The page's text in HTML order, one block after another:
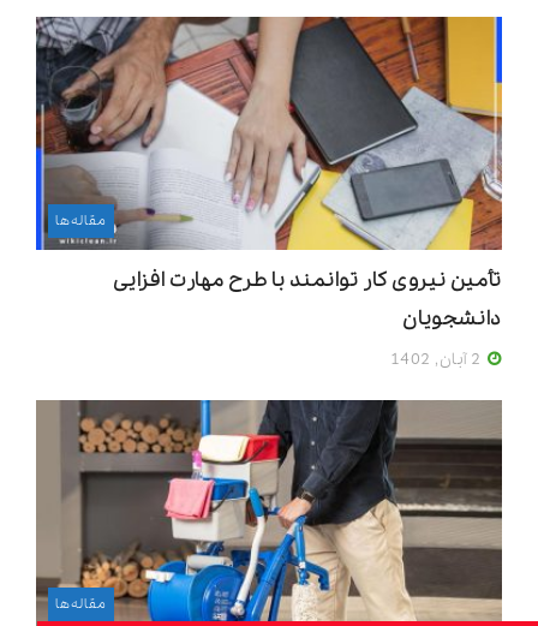
مقاله‌ها
تأمین نیروی کار توانمند با طرح مهارت افزایی
دانشجویان
مقاله‌ها